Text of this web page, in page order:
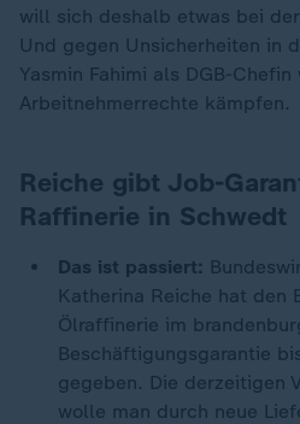
will sich deshalb etwas bei
Und gegen Unsicherheiten in
Yasmin Fahimi als DGB-
Arbeitnehmerrechte kämpfen.
Reiche gibt Job-
Raffinerie in Schwedt
Das ist passiert:
Katherina Reiche hat den
Ölraffinerie im
Beschäftigungsgarantie
gegeben. Die derzeitigen
wolle man durch neue